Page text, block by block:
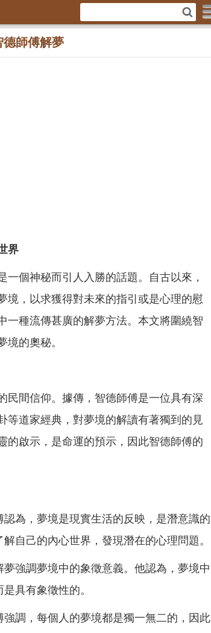
德師傅解夢
界
個神秘而引人入勝的話題。自古以來，
境，以求獲得對未來的指引或是心理的慰
一種流傳甚廣的解夢方法。本文將圍繞智
境的奧秘。
民間信仰。據傳，智德師傅是一位具有深
等道家經典，對夢境的解讀有著獨到的見
的啟示，是命運的預示，因此智德師傅的
認為，夢境是現實生活的反映，是潛意識的
自己的內心世界，發現潛在的心理問題。
夢強調夢境中的象徵意義。他認為，夢境中
具有象徵性的。
強調，每個人的夢境都是獨一無二的，因此